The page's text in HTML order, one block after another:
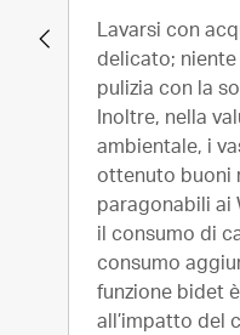
Lavarsi con
delicato;
pulizia con la
Inoltre, nella
ambientale, i
ottenuto buoni
paragonabili ai
il consumo di
consumo
funzione bidet
all’impatto del